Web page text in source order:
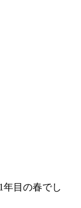
年目の春でし